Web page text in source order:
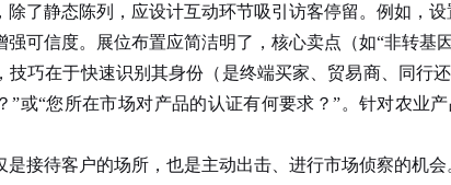
静态陈列，应设计互动环节吸引访客停留。例如，设
可信度。展位布置应简洁明了，核心卖点（如“非转基
在于快速识别其身份（是终端买家、贸易商、同行
”或“您所在市场对产品的认证有何要求？”。针对农业
待客户的场所，也是主动出击、进行市场侦察的机会